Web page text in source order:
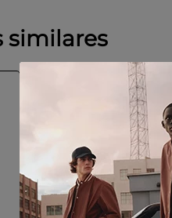
similares